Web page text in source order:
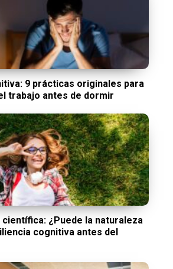
9 prácticas originales para
trabajo antes de dormir
científica: ¿Puede la naturaleza
cognitiva antes del